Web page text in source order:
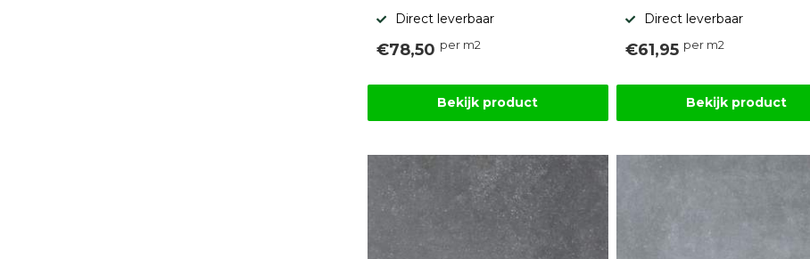
Direct leverbaar
€78,50 per m2
Bekijk product
Direct leverbaar
€61,95 per m2
Bekijk product